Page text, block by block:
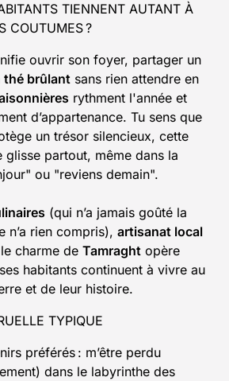
TIENNENT AUTANT À
COUTUMES ?
ouvrir son foyer, partager un
thé brûlant sans rien attendre en
rythment l'année et
d’appartenance. Tu sens que
un trésor silencieux, cette
glisse partout, même dans la
ou "reviens demain".
(qui n’a jamais goûté la
n’a rien compris), artisanat local
charme de Tamraght opère
habitants continuent à vivre au
et de leur histoire.
TYPIQUE
préférés : m’être perdu
dans le labyrinthe des